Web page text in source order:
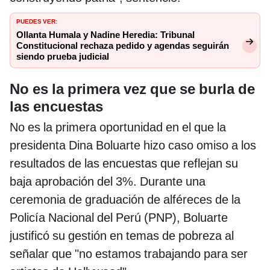
PUEDES VER:
Ollanta Humala y Nadine Heredia: Tribunal
Constitucional rechaza pedido y agendas seguirán
siendo prueba judicial
No es la primera vez que se burla de
las encuestas
No es la primera oportunidad en el que la
presidenta Dina Boluarte hizo caso omiso a los
resultados de las encuestas que reflejan su
baja aprobación del 3%. Durante una
ceremonia de graduación de alféreces de la
Policía Nacional del Perú (PNP), Boluarte
justificó su gestión en temas de pobreza al
señalar que "no estamos trabajando para ser